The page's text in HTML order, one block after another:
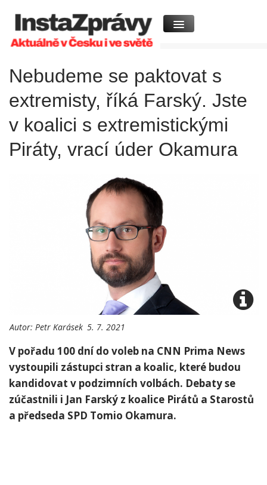
Nebudeme se paktovat s
extremisty, říká Farský. Jste
v koalici s extremistickými
Piráty, vrací úder Okamura
Autor: Petr Karásek 5. 7. 2021
V pořadu 100 dní do voleb na CNN Prima News
vystoupili zástupci stran a koalic, které budou
kandidovat v podzimních volbách. Debaty se
zúčastnili i Jan Farský z koalice Pirátů a Starostů
a předseda SPD Tomio Okamura.